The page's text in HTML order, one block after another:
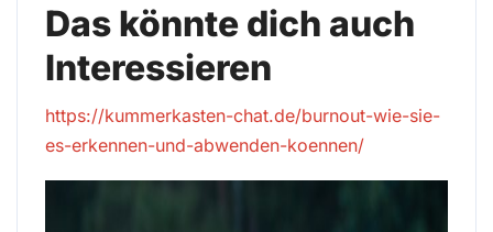
Das könnte dich auch
Interessieren
https://kummerkasten-chat.de/burnout-wie-sie-
es-erkennen-und-abwenden-koennen/